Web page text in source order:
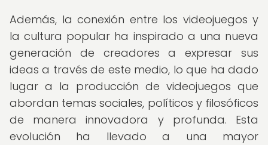
Además, la conexión entre los videojuegos y
la cultura popular ha inspirado a una nueva
generación de creadores a expresar sus
ideas a través de este medio, lo que ha dado
lugar a la producción de videojuegos que
abordan temas sociales, políticos y filosóficos
de manera innovadora y profunda. Esta
evolución ha llevado a una mayor